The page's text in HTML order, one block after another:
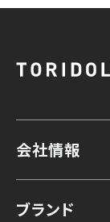
会社情報
ブランド